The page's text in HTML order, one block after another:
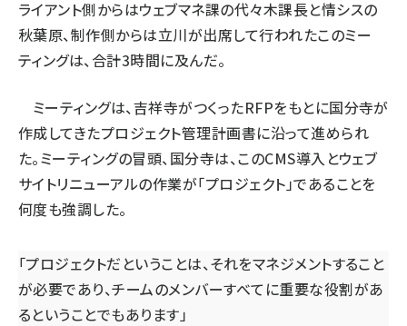
ライアント側からはウェブマネ課の代々木課長と情シスの
秋葉原、制作側からは立川が出席して行われたこのミー
ティングは、合計3時間に及んだ。
ミーティングは、吉祥寺がつくったRFPをもとに国分寺が
作成してきたプロジェクト管理計画書に沿って進められ
た。ミーティングの冒頭、国分寺は、このCMS導入とウェブ
サイトリニューアルの作業が「プロジェクト」であることを
何度も強調した。
「プロジェクトだということは、それをマネジメントすること
が必要であり、チームのメンバーすべてに重要な役割があ
るということでもあります」